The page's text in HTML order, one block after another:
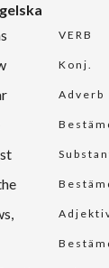
VERB
Konj.
Adverb